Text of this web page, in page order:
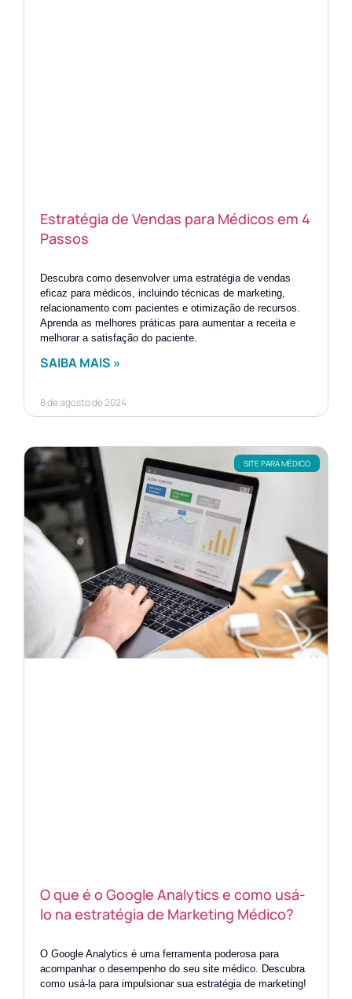
Estratégia de Vendas para Médicos em 4
Passos
Descubra como desenvolver uma estratégia de vendas
eficaz para médicos, incluindo técnicas de marketing,
relacionamento com pacientes e otimização de recursos.
Aprenda as melhores práticas para aumentar a receita e
melhorar a satisfação do paciente.
SAIBA MAIS »
8 de agosto de 2024
SITE PARA MÉDICO
O que é o Google Analytics e como usá-
lo na estratégia de Marketing Médico?
O Google Analytics é uma ferramenta poderosa para
acompanhar o desempenho do seu site médico. Descubra
como usá-la para impulsionar sua estratégia de marketing!